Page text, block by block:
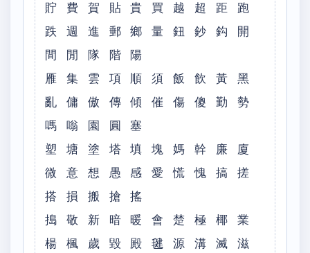
貯 費 賀 貼 貴 買 越 超 距 跑
跌 週 進 郵 鄉 量 鈕 鈔 鈎 開
間 閒 隊 階 陽
雁 集 雲 項 順 須 飯 飲 黃 黑
亂 傭 傲 傳 傾 催 傷 傻 勤 勢
嗎 嗡 園 圓 塞
塑 塘 塗 塔 填 塊 媽 幹 廉 廈
微 意 想 愚 感 愛 慌 愧 搞 搓
搭 損 搬 搶 搖
搗 敬 新 暗 暖 會 楚 極 椰 業
楊 楓 歲 毀 殿 毽 源 溝 滅 滋